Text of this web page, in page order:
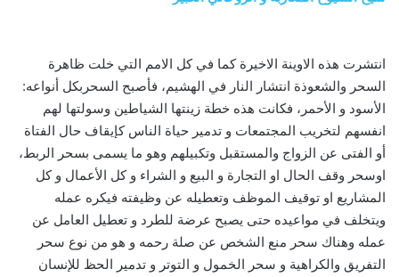
انتشرت هذه الاوينة الاخيرة كما في كل الامم التي خلت ظاهرة
السحر والشعوذة انتشار النار في الهشيم، فأصبح السحربكل أنواعه:
الأسود و الأحمر، فكانت هذه خطة زينتها الشياطين وسولتها لهم
انفسهم لتخريب المجتمعات و تدمير حياة الناس كإيقاف حال الفتاة
أو الفتى عن الزواج والمستقبل وتكبيلهم وهو ما يسمى بسحر الربط،
اوسحر وقف الحال او التجارة و البيع و الشراء و كل الأعمال و كل
المشاريع او توقيف الموظف وتعطيله عن وظيفته فيكره عمله
ويتخلف في مواعيده حتى يصبح عرضة للطرد و تعطيل العامل عن
عمله وهناك سحر منع الشخص عن صلة رحمه و هو من نوع سحر
التفريق والكراهية و سحر الخمول و التوتر و تدمير الحظ للإنسان